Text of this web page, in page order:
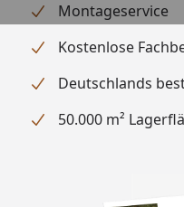
Montageservice
Kostenlose
Deutschlands
50.000 m²